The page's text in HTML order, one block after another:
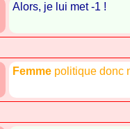
Alors, je lui met -1 !
Femme politique donc